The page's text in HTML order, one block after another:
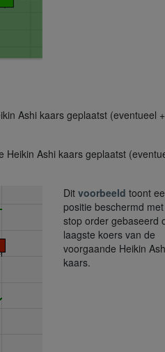
Ashi kaars geplaatst (eventueel
Ashi kaars geplaatst
Dit voorbeeld toont
positie beschermd
stop order gebaseerd
laagste koers van de
voorgaande Heikin
kaars.